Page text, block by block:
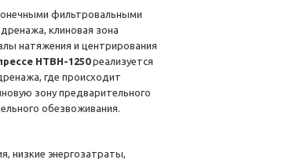
фильтровальными
клиновая зона
натяжения и центрирования
HTBH-1250реализуется
где происходит
зону предварительного
обезвоживания.
низкие энергозатраты,